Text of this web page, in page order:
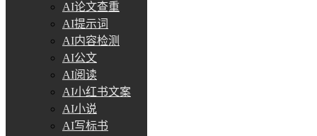
AI论文查重
AI提示词
AI内容检测
AI公文
AI阅读
AI小红书文案
AI小说
AI写标书